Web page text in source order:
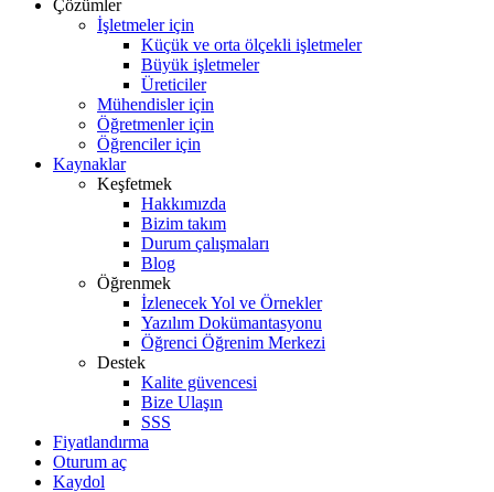
Çözümler
İşletmeler için
Küçük ve orta ölçekli işletmeler
Büyük işletmeler
Üreticiler
Mühendisler için
Öğretmenler için
Öğrenciler için
Kaynaklar
Keşfetmek
Hakkımızda
Bizim takım
Durum çalışmaları
Blog
Öğrenmek
İzlenecek Yol ve Örnekler
Yazılım Dokümantasyonu
Öğrenci Öğrenim Merkezi
Destek
Kalite güvencesi
Bize Ulaşın
SSS
Fiyatlandırma
Oturum aç
Kaydol